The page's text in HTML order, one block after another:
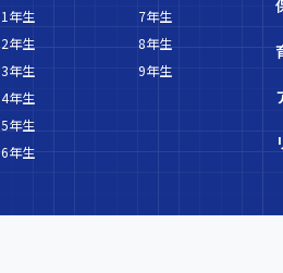
1年生
2年生
3年生
4年生
5年生
6年生
7年生
8年生
9年生